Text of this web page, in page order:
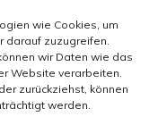
wie Cookies, um
darauf zuzugreifen.
wir Daten wie das
Website verarbeiten.
zurückziehst, können
werden.
für Flüchtlinge
erlebt,
wäre beinahe in
war nur im